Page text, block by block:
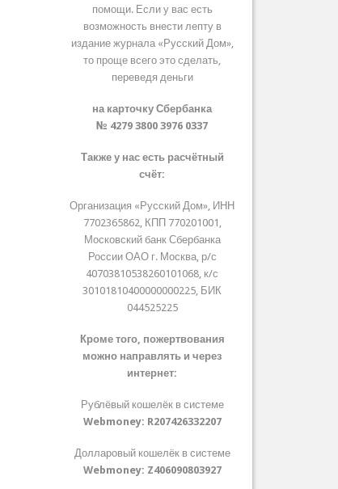
помощи. Если у вас есть
возможность внести лепту в
издание журнала «Русский Дом»,
то проще всего это сделать,
переведя деньги
на карточку Сбербанка
№ 4279 3800 3976 0337
Также у нас есть расчётный
счёт:
Организация «Русский Дом», ИНН
7702365862, КПП 770201001,
Московский банк Сбербанка
России ОАО г. Москва, р/с
40703810538260101068, к/с
30101810400000000225, БИК
044525225
Кроме того, пожертвования
можно направлять и через
интернет:
Рублёвый кошелёк в системе
Webmoney: R207426332207
Долларовый кошелёк в системе
Webmoney: Z406090803927